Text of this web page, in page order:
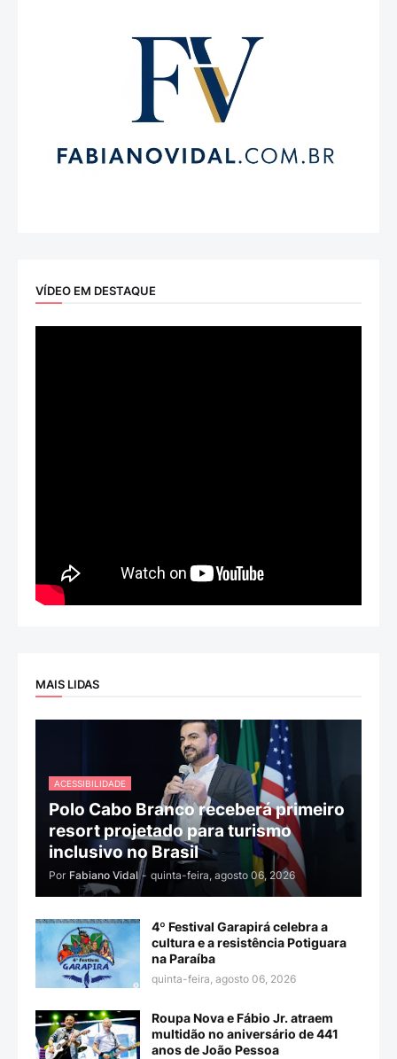
VÍDEO EM DESTAQUE
MAIS LIDAS
ACESSIBILIDADE
Polo Cabo Branco receberá primeiro
resort projetado para turismo
inclusivo no Brasil
Por Fabiano Vidal - quinta-feira, agosto 06, 2026
4º Festival Garapirá celebra a
cultura e a resistência Potiguara
na Paraíba
quinta-feira, agosto 06, 2026
Roupa Nova e Fábio Jr. atraem
multidão no aniversário de 441
anos de João Pessoa